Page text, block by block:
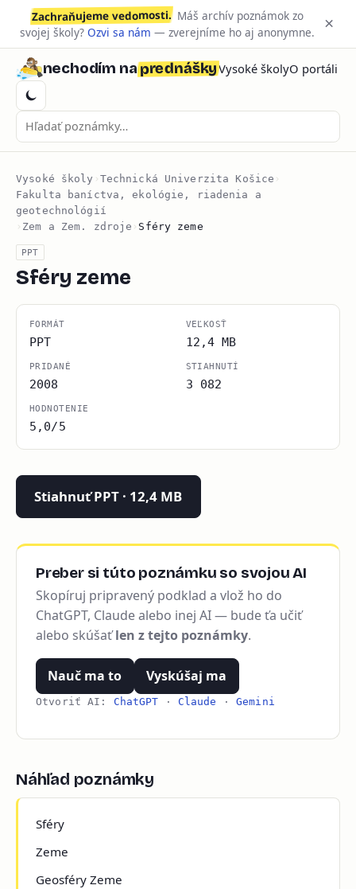
Zachraňujeme vedomosti. Máš archív poznámok zo
svojej školy? Ozvi sa nám — zverejníme ho aj anonymne. ×
nechodím naprednáškyVysoké školyO portáli
Vysoké školy › Technická Univerzita Košice ›
Fakulta baníctva, ekológie, riadenia a
geotechnológií
› Zem a Zem. zdroje › Sféry zeme
PPT
Sféry zeme
FORMÁT
PPT
VEĽKOSŤ
12,4 MB
PRIDANÉ
2008
STIAHNUTÍ
3 082
HODNOTENIE
5,0/5
Stiahnuť PPT · 12,4 MB
Preber si túto poznámku so svojou AI
Skopíruj pripravený podklad a vlož ho do
ChatGPT, Claude alebo inej AI — bude ťa učiť
alebo skúšaťlen z tejto poznámky.
Nauč ma to Vyskúšaj ma
Otvoriť AI: ChatGPT · Claude ·Gemini
Náhľad poznámky
Sféry
Zeme
Geosféry Zeme